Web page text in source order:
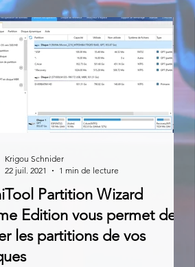
Partition Wizard
Edition vous permet de
les partitions de vos
Krigou Schnider
22 juil. 2021
1 min de lecture